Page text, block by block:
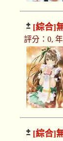
[綜合]
評分：0,
[綜合]